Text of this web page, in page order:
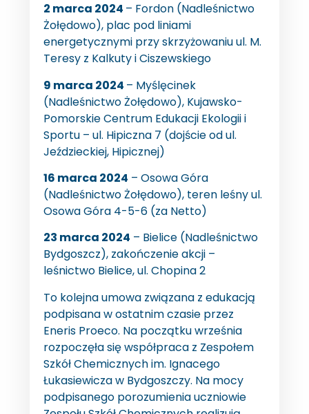
2 marca 2024 – Fordon (Nadleśnictwo
Żołędowo), plac pod liniami
energetycznymi przy skrzyżowaniu ul. M.
Teresy z Kalkuty i Ciszewskiego
9 marca 2024 – Myślęcinek
(Nadleśnictwo Żołędowo), Kujawsko-
Pomorskie Centrum Edukacji Ekologii i
Sportu – ul. Hipiczna 7 (dojście od ul.
Jeździeckiej, Hipicznej)
16 marca 2024 – Osowa Góra
(Nadleśnictwo Żołędowo), teren leśny ul.
Osowa Góra 4-5-6 (za Netto)
23 marca 2024 – Bielice (Nadleśnictwo
Bydgoszcz), zakończenie akcji –
leśnictwo Bielice, ul. Chopina 2
To kolejna umowa związana z edukacją
podpisana w ostatnim czasie przez
Eneris Proeco. Na początku września
rozpoczęła się współpraca z Zespołem
Szkół Chemicznych im. Ignacego
Łukasiewicza w Bydgoszczy. Na mocy
podpisanego porozumienia uczniowie